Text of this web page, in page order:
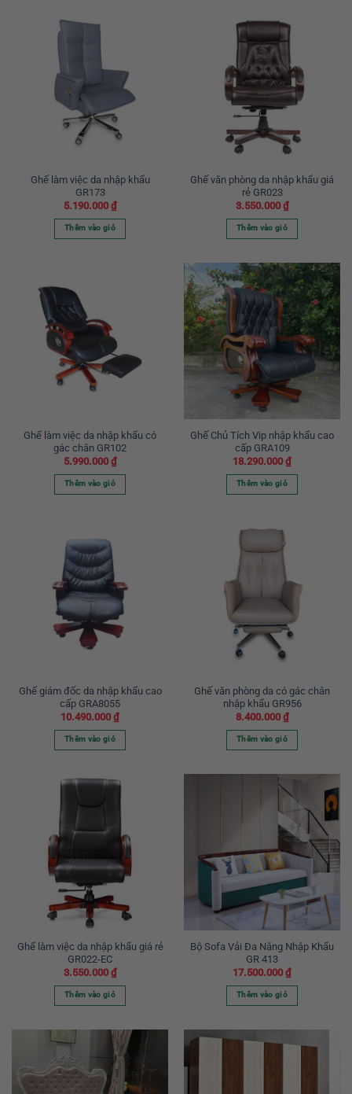
Ghế làm việc da nhập khẩu
GR173
5.190.000 ₫
Thêm vào giỏ
Ghế văn phòng da nhập khẩu giá
rẻ GR023
3.550.000 ₫
Thêm vào giỏ
Ghế làm việc da nhập khẩu có
gác chân GR102
5.990.000 ₫
Thêm vào giỏ
Ghế Chủ Tích Vip nhập khẩu cao
cấp GRA109
18.290.000 ₫
Thêm vào giỏ
Ghế giám đốc da nhập khẩu cao
cấp GRA8055
10.490.000 ₫
Thêm vào giỏ
Ghế văn phòng da có gác chân
nhập khẩu GR956
8.400.000 ₫
Thêm vào giỏ
Ghế làm việc da nhập khẩu giá rẻ
GR022-EC
3.550.000 ₫
Thêm vào giỏ
Bộ Sofa Vải Đa Năng Nhập Khẩu
GR 413
17.500.000 ₫
Thêm vào giỏ